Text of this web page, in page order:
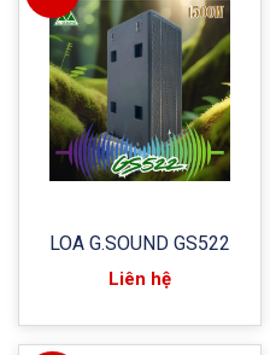
LOA G.SOUND GS522
Liên hệ